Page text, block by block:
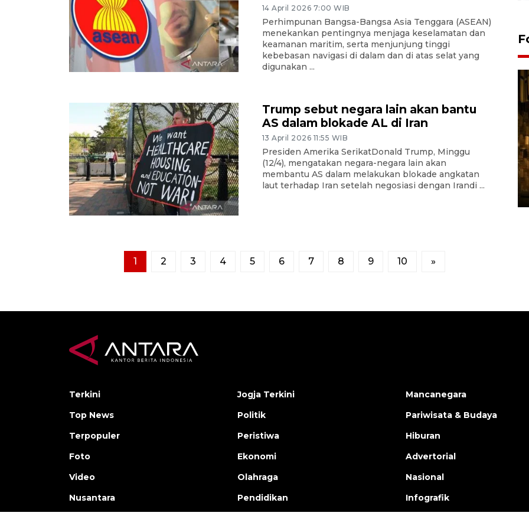
14 April 2026 7:00 WIB
Perhimpunan Bangsa-Bangsa Asia Tenggara (ASEAN)
menekankan pentingnya menjaga keselamatan dan
keamanan maritim, serta menjunjung tinggi
kebebasan navigasi di dalam dan di atas selat yang
digunakan ...
Trump sebut negara lain akan bantu
AS dalam blokade AL di Iran
13 April 2026 11:55 WIB
Presiden Amerika SerikatDonald Trump, Minggu
(12/4), mengatakan negara-negara lain akan
membantu AS dalam melakukan blokade angkatan
laut terhadap Iran setelah negosiasi dengan Irandi ...
1 2 3 4 5 6 7 8 9 10 »
Pasokan hortikultura
melimpah picu deflasi DIY
06 August 2026 11:37 WIB
Terkini
Top News
Terpopuler
Foto
Video
Nusantara
Jogja Terkini
Politik
Peristiwa
Ekonomi
Olahraga
Pendidikan
Mancanegara
Pariwisata & Budaya
Hiburan
Advertorial
Nasional
Infografik